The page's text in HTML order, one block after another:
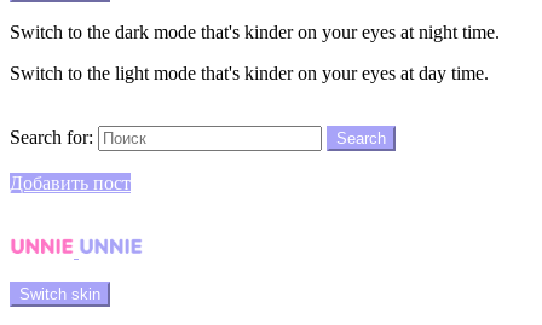
Switch to the dark mode that's kinder on your eyes at night time.
Switch to the light mode that's kinder on your eyes at day time.
Search for:
Search
Добавить пост
Switch skin